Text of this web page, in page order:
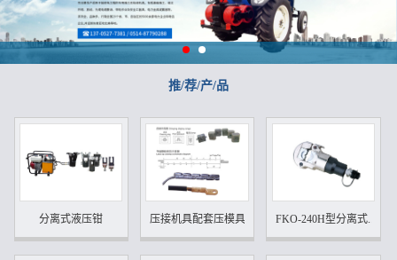
推/荐/产/品
分离式液压钳 压接机具配套压模具 FKO-240H型分离式...